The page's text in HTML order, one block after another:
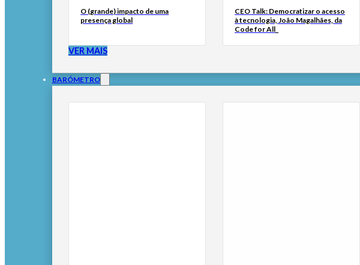
O (grande) impacto de uma
presença global
CEO Talk: Democratizar o acesso
à tecnologia, João Magalhães, da
Code for All_
VER MAIS
BARÓMETRO